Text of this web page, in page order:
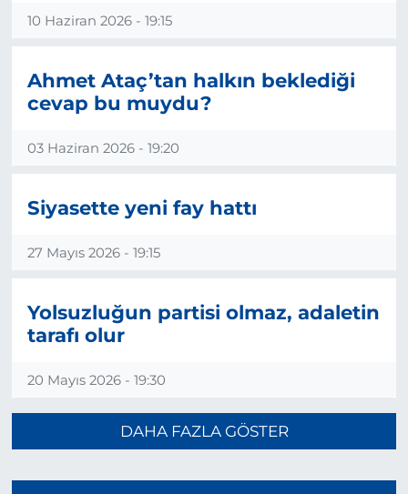
10 Haziran 2026 - 19:15
Ahmet Ataç’tan halkın beklediği
cevap bu muydu?
03 Haziran 2026 - 19:20
Siyasette yeni fay hattı
27 Mayıs 2026 - 19:15
Yolsuzluğun partisi olmaz, adaletin
tarafı olur
20 Mayıs 2026 - 19:30
DAHA FAZLA GÖSTER